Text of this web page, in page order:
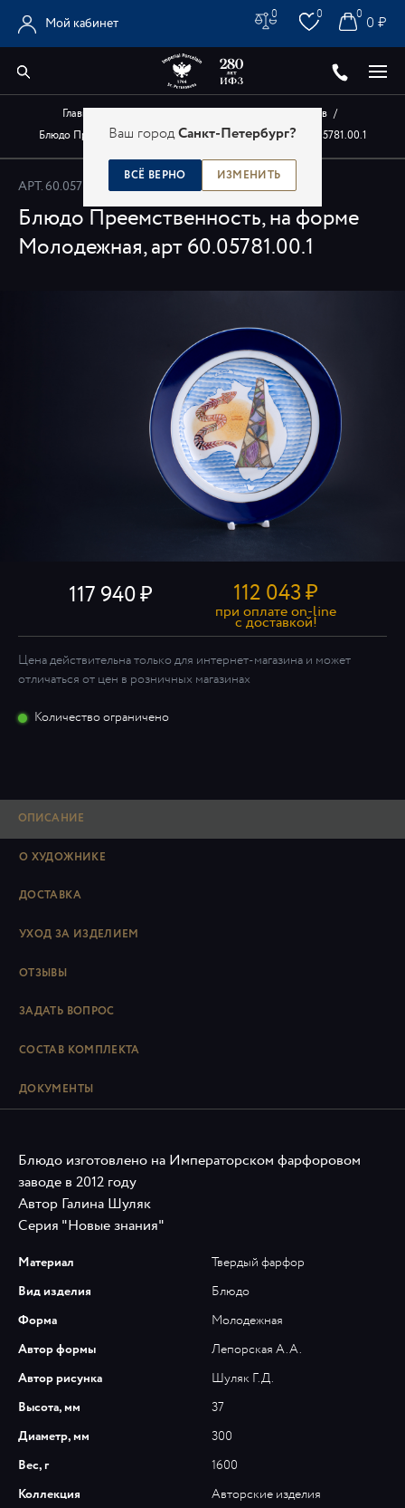
Ваш городСанкт-Петербург?
ВСЁ ВЕРНО ИЗМЕНИТЬ
Мой кабинет
0 0 0 ₽
0
Главная Авторские изделия художников /
Блюдо Преемственность, на форме Молодежная, арт 60.05781.00.1
АРТ.60.05781.00.1
Блюдо Преемственность, на форме
Молодежная, арт 60.05781.00.1
117 940 112 043₽
при оплате on-line
c доставкой!
Цена действительна только для интернет-магазина и может
отличаться от цен в розничных магазинах
Количество ограничено
ОПИСАНИЕ
О ХУДОЖНИКЕ
ДОСТАВКА
УХОД ЗА ИЗДЕЛИЕМ
ОТЗЫВЫ
ЗАДАТЬ ВОПРОС
СОСТАВ КОМПЛЕКТА
ДОКУМЕНТЫ
Блюдо изготовлено на Императорском фарфоровом
заводе в 2012 году
Автор Галина Шуляк
Серия "Новые знания"
Материал
Твердый фарфор
Вид изделия
Блюдо
Форма
Молодежная
Автор формы
Лепорская А.А.
Автор рисунка
Шуляк Г.Д.
Высота, мм
37
Диаметр, мм
300
Вес, г
1600
Коллекция
Авторские изделия